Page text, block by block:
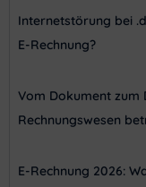
Internetstörung bei
E-Rechnung?
Vom Dokument zum
Rechnungswesen
E-Rechnung 2026: